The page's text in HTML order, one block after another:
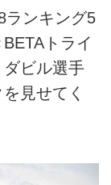
ランキング5
トライ
ビル選手
見せてく